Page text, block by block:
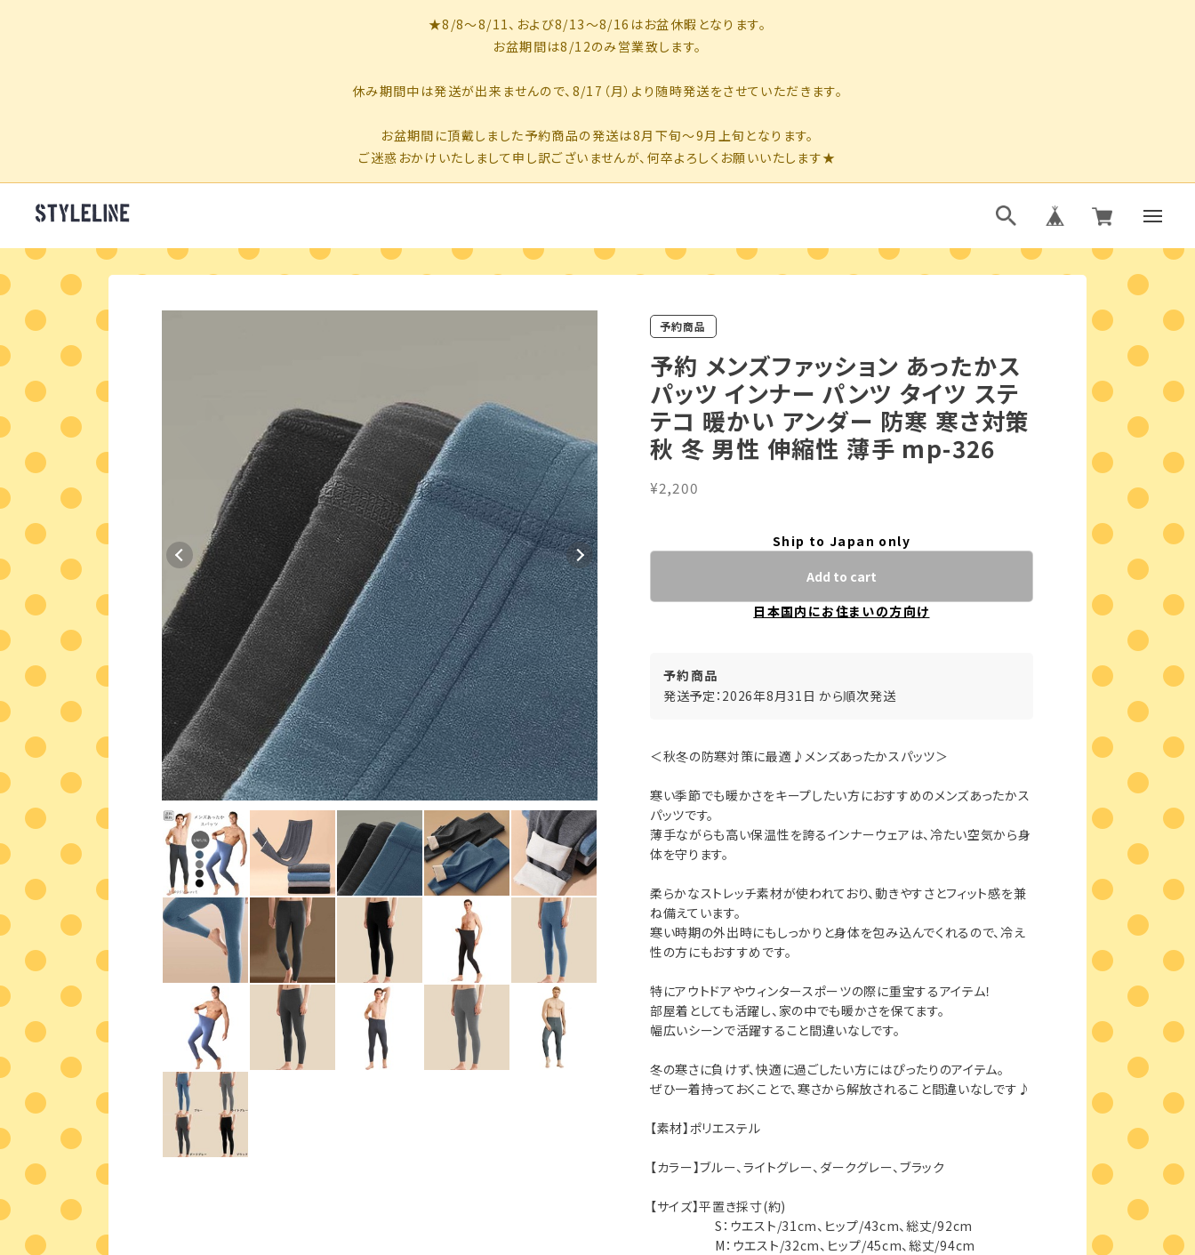
予約商品
予約 メンズファッション あったかス
パッツ インナー パンツ タイツ ステ
テコ 暖かい アンダー 防寒 寒さ対策
秋 冬 男性 伸縮性 薄手 mp-326
¥2,200
Ship to Japan only
Add to cart
日本国内にお住まいの方向け
予約商品
発送予定：2026年8月31日 から順次発送
＜秋冬の防寒対策に最適♪メンズあったかスパッツ＞
寒い季節でも暖かさをキープしたい方におすすめのメンズあったかス
パッツです。
薄手ながらも高い保温性を誇るインナーウェアは、冷たい空気から身
体を守ります。
柔らかなストレッチ素材が使われており、動きやすさとフィット感を兼
ね備えています。
寒い時期の外出時にもしっかりと身体を包み込んでくれるので、冷え
性の方にもおすすめです。
特にアウトドアやウィンタースポーツの際に重宝するアイテム！
部屋着としても活躍し、家の中でも暖かさを保てます。
幅広いシーンで活躍すること間違いなしです。
冬の寒さに負けず、快適に過ごしたい方にはぴったりのアイテム。
ぜひ一着持っておくことで、寒さから解放されること間違いなしです♪
【素材】ポリエステル
【カラー】ブルー、ライトグレー、ダークグレー、ブラック
【サイズ】平置き採寸(約)
S：ウエスト/31cm、ヒップ/43cm、総丈/92cm
M：ウエスト/32cm、ヒップ/45cm、総丈/94cm